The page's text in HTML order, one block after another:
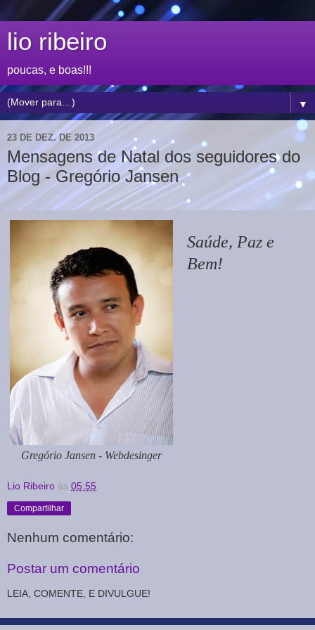
lio ribeiro
poucas, e boas!!!
▼
23 DE DEZ. DE 2013
Mensagens de Natal dos seguidores do
Blog - Gregório Jansen
Gregório Jansen - Webdesinger
Saúde, Paz e
Bem!
Lio Ribeiro às 05:55
Compartilhar
Nenhum comentário:
Postar um comentário
LEIA, COMENTE, E DIVULGUE!